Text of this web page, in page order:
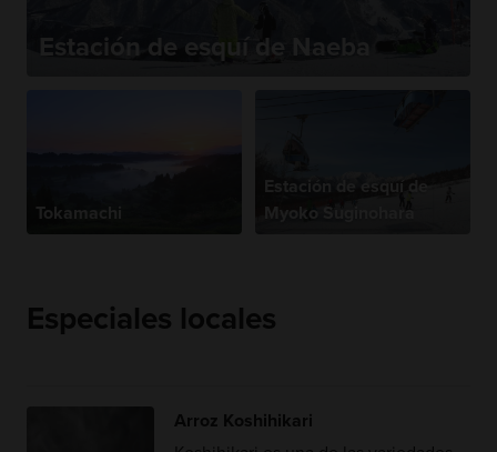
Estación de esquí de Naeba
Tokamachi
Estación de esquí de
Myoko Suginohara
Especiales locales
Arroz Koshihikari